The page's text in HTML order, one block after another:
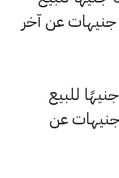
و6660 جنيهًا للشراء، بزيادة قيمتها 5 جنيهات عن آخر
كما ارتفع سعر عيار 18 ليسجل 5760 جنيهًا للبيع
جنيهًا للشراء، بزيادة قدرها 5 جنيهات عن